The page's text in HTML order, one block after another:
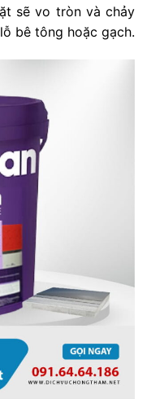
sẽ vo tròn và chảy
bê tông hoặc gạch.